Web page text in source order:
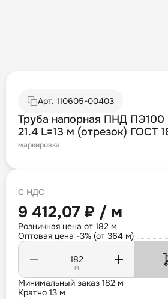
Арт. 110605-00403
Труба напорная ПНД ПЭ100
21.4 L=13 м (отрезок) ГОСТ
маркировка
С НДС
9 412,07 ₽ / м
Розничная цена от 182 м
Оптовая цена -3% (от 364 м)
м
Минимальный заказ 182 м
Кратно 13 м